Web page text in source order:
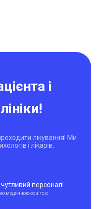
і
лікування! Ми
і лікарів.
персонал!
медичною освітою